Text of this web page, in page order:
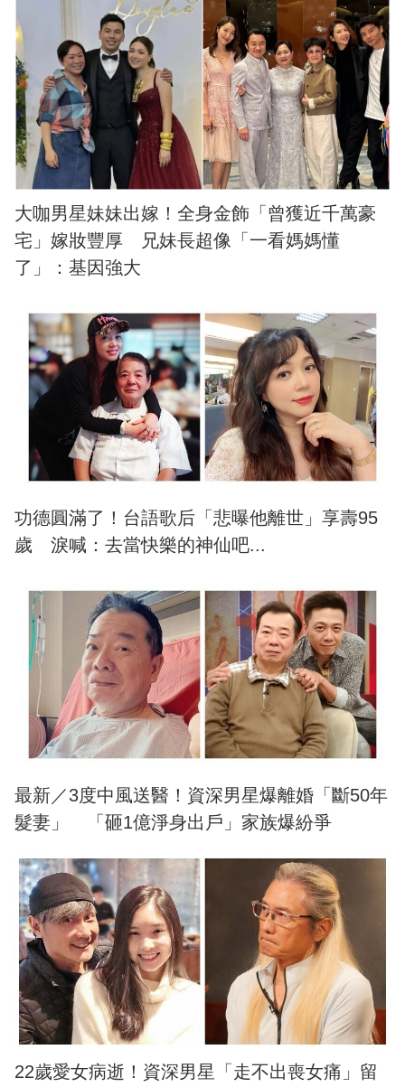
大咖男星妹妹出嫁！全身金飾「曾獲近千萬豪
宅」嫁妝豐厚 兄妹長超像「一看媽媽懂
了」：基因強大
功德圓滿了！台語歌后「悲曝他離世」享壽95
歲 淚喊：去當快樂的神仙吧...
最新／3度中風送醫！資深男星爆離婚「斷50年
髮妻」 「砸1億淨身出戶」家族爆紛爭
22歲愛女病逝！資深男星「走不出喪女痛」留